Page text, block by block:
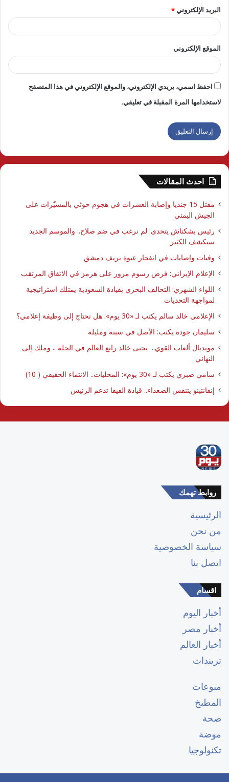
البريد الإلكتروني*
الموقع الإلكتروني
احفظ اسمي، بريدي الإلكتروني، والموقع الإلكتروني في هذا المتصفح
لاستخدامها المرة المقبلة في تعليقي.
احدث المقالات
مقتل 15 جنديا وإصابة العشرات في هجوم حوثي بالمسيّرات على
الجيش اليمني
رئيس بشكتاش يتحدى: لم نرغب في ضم صلاح.. والموسم الجديد
سيكشف الكثير
وفيات وإصابات في انفجار عبوة بريف دمشق
الإعلام الإيراني: فرض رسوم مرور على هرمز في الاتفاق المرتقب
اللواء الشهري: التحالف البحري بقيادة السعودية يمتلك استراتيجية
لمواجهة التحديات
الإعلامي خالد سالم يكتب لـ «30 يوم»: هل نحتاج إلى وظيفة إعلامي؟
سليمان جودة يكتب: الأصل في سبتة ومليلة
مونديال ألعاب القوي.. يحيى خالد رابع العالم في الجلة .. وملك إلى
النهائي
سامي صبري يكتب لـ «30 يوم»: المحليات.. الانتماء الحقيقي ( 10)
إنفانتينو يتنفس الصعداء.. قيادة الفيفا تدعم الرئيس
روابط تهمك
الرئيسية
من نحن
سياسة الخصوصية
اتصل بنا
اقسام
أخبار اليوم
أخبار مصر
أخبار العالم
تريندات
منوعات
المطبخ
صحة
موضة
تكنولوجيا